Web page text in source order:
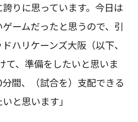
りに思っています。今日は
ームだったと思うので、引
ハリケーンズ大阪（以下、
て、準備をしたいと思いま
間、（試合を）支配できる
と思います」